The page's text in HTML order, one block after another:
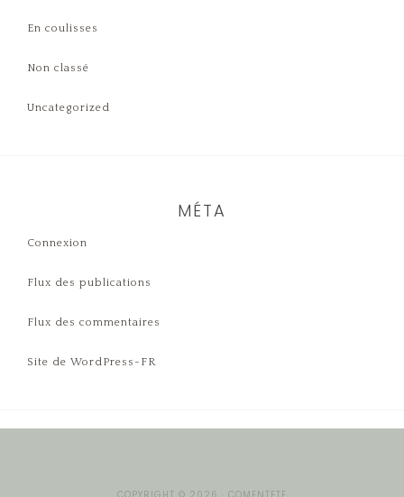
En coulisses
Non classé
Uncategorized
MÉTA
Connexion
Flux des publications
Flux des commentaires
Site de WordPress-FR